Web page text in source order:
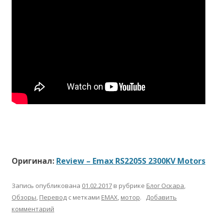
Оригинал: Review – Emax RS2205S 2300KV Motors
Запись опубликована 01.02.2017 в рубрике Блог Оскара
Обзоры Перевод с метками EMAX мотор.
Добавить
комментарий